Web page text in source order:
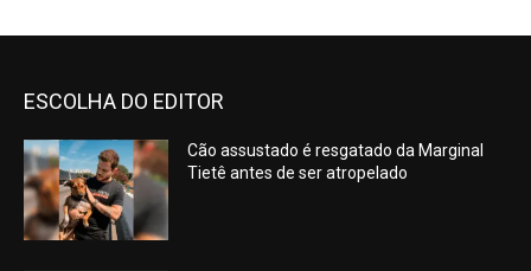
ESCOLHA DO EDITOR
Cão assustado é resgatado da Marginal
Tietê antes de ser atropelado